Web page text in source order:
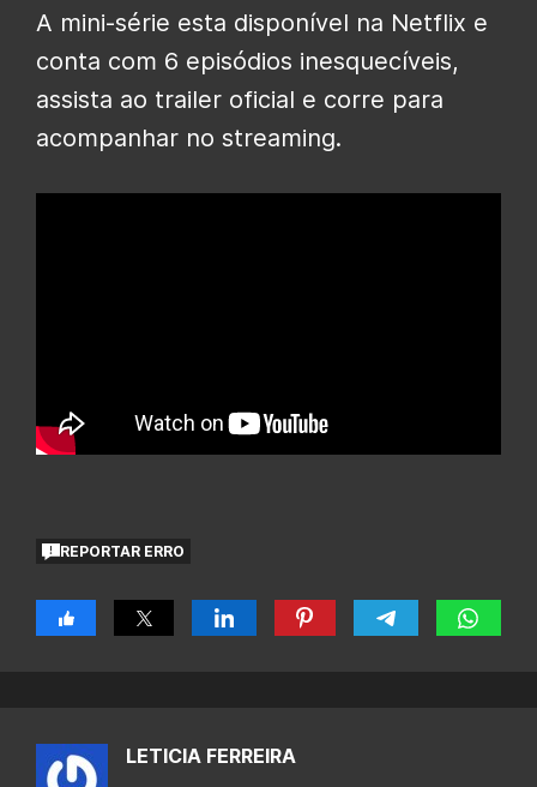
A mini-série esta disponível na Netflix e
conta com 6 episódios inesquecíveis,
assista ao trailer oficial e corre para
acompanhar no streaming.
REPORTAR ERRO
LETICIA FERREIRA